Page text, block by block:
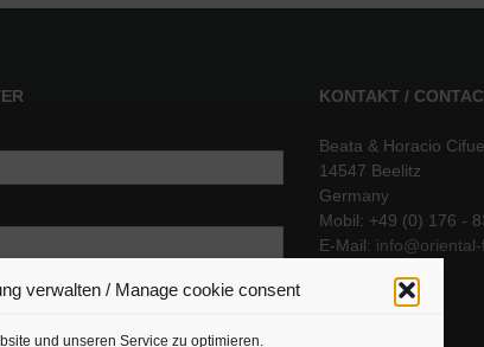
verwalten / Manage cookie consent
und unseren Service zu optimieren.
fortfährst, akzeptierst Du unsere
KONTAKT /
Beata & Horacio
14547 Beelitz
Germany
Mobil: +49 (0) 176 -
E-Mail: